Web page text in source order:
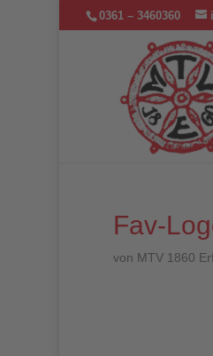
0361 – 3460360
Fav-
von MTV 1860